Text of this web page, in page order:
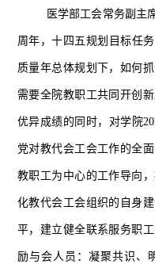
医学部工会常务副主
周年，十四五规划目标任
质量年总体规划下，如何
需要全院教职工共同开创
优异成绩的同时，对学院
党对教代会工会工作的全
教职工为中心的工作导向
化教代会工会组织的自身
平，建立健全联系服务职
励与会人员：凝聚共识、